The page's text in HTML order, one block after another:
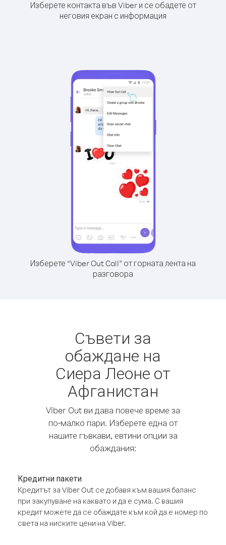
Изберете контакта във Viber и се обадете от
неговия екран с информация
Изберете “Viber Out Call” от горната лента на
разговора
Съвети за
обаждане на
Сиера Леоне от
Афганистан
Viber Out ви дава повече време за
по-малко пари. Изберете една от
нашите гъвкави, евтини опции за
обаждания:
Кредитни пакети
Кредитът за Viber Out се добавя към вашия баланс
при закупуване на каквато и да е сума. С вашия
кредит можете да се обаждате към кой да е номер по
света на ниските цени на Viber.